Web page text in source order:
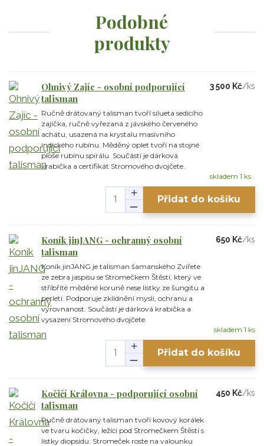
Podobné
produkty
Ohnivý Zajíc - osobní podporující
talisman
Ručně drátovaný talisman tvoří silueta sedícího
zajíčka, ručně vyřezaná z jávského červeného
achátu, usazená na krystalu masivního
indického rubínu. Měděný oplet tvoří na stojné
ploše rubínu spirálu. Součástí je dárková
krabička a certifikát Stromového dvojčete.
3 500 Kč/ks
skladem 1 ks
Přidat do košíku
Koník jinJANG - ochranný osobní
talisman
Koník jinJANG je talisman šamanského Zvířete
ze zebra jaspisu se Stromečkem Štěstí, který ve
stříbřité měděné koruně nese lístky ze šungitu a
perleti. Podporuje zklidnění mysli, ochranu a
vyrovnanost. Součástí je dárková krabička a
vysazení Stromového dvojčete.
650 Kč/ks
skladem 1 ks
Přidat do košíku
Kočičí Královna - podporující osobní
talisman
Ručně drátovaný talisman tvoří kovový korálek
ve tvaru kočičky, ležící pod Stromečkem Štěstí s
lístky diopsidu. Stromeček roste na valounku
450 Kč/ks